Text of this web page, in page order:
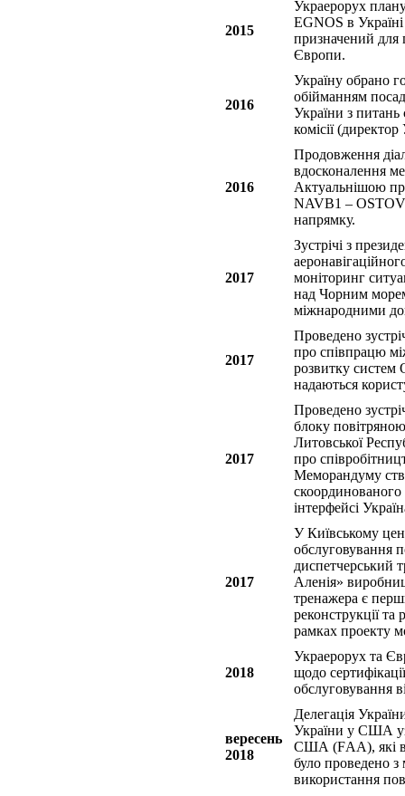
2015
Украерорух
EGNOS в
призначений для
Європи.
2016
Україну обрано
обійманням
України з питань
комісії
2016
Продовження
вдосконалення
Актуальнішою
NAVB1 – OSTOV
напрямку.
2017
Зустрічі з
моніторинг
над Чорним
міжнародними
2017
Проведено
про співпрацю
розвитку систем
надаються
2017
Проведено
блоку
Литовської
про
Меморандуму
інтерфейсі
2017
У Київському
обслуговування
диспетчерський
Аленія»
тренажера є
реконструкції
рамках проекту
2018
Украерорух та
щодо
обслуговування
вересень
2018
Делегація
України у США
США (FАА), які
було проведено з
використання